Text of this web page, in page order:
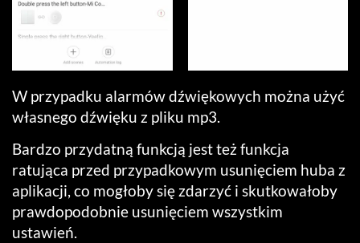
W przypadku alarmów dźwiękowych można użyć
własnego dźwięku z pliku mp3.
Bardzo przydatną funkcją jest też funkcja
ratująca przed przypadkowym usunięciem huba z
aplikacji, co mogłoby się zdarzyć i skutkowałoby
prawdopodobnie usunięciem wszystkim
ustawień.